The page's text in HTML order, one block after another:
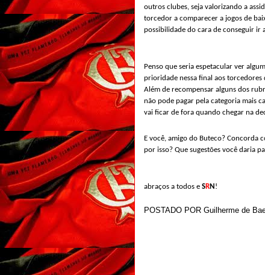
outros clubes, seja valorizando a
torcedor a comparecer a jogos de
possibilidade do cara de conseguir ir
Penso que seria espetacular ver
prioridade nessa final aos
Além de recompensar alguns dos
não pode pagar pela categoria mais
vai ficar de fora quando chegar na
E você, amigo do Buteco? Concorda
por isso? Que sugestões você daria
abraços a todos e SRN !
POSTADO POR Guilherme de